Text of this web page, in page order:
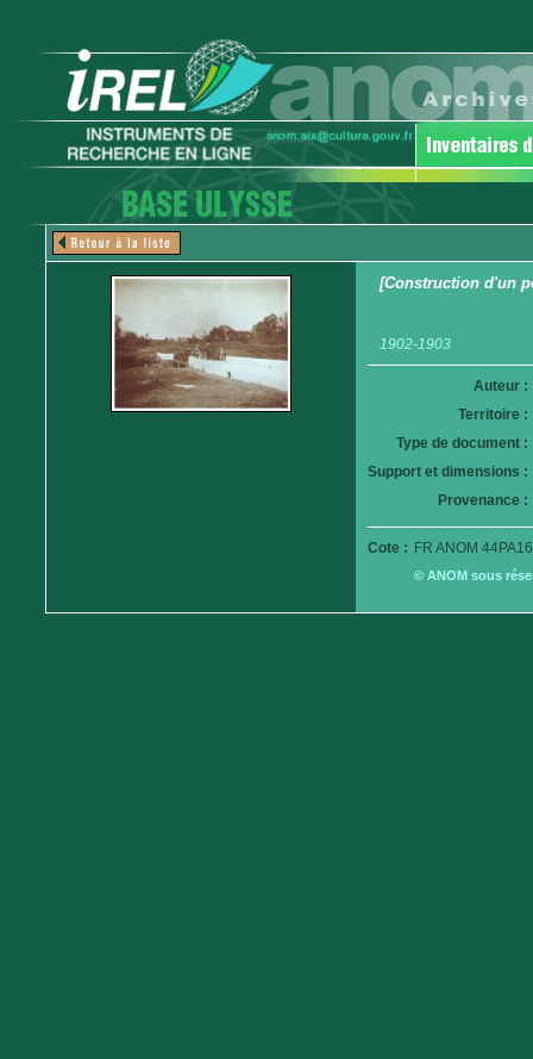
[Construction d'un
1902-1903
Auteur :
Territoire :
Type de document :
Support et dimensions :
Provenance :
Cote : FR ANOM
© ANOM sous